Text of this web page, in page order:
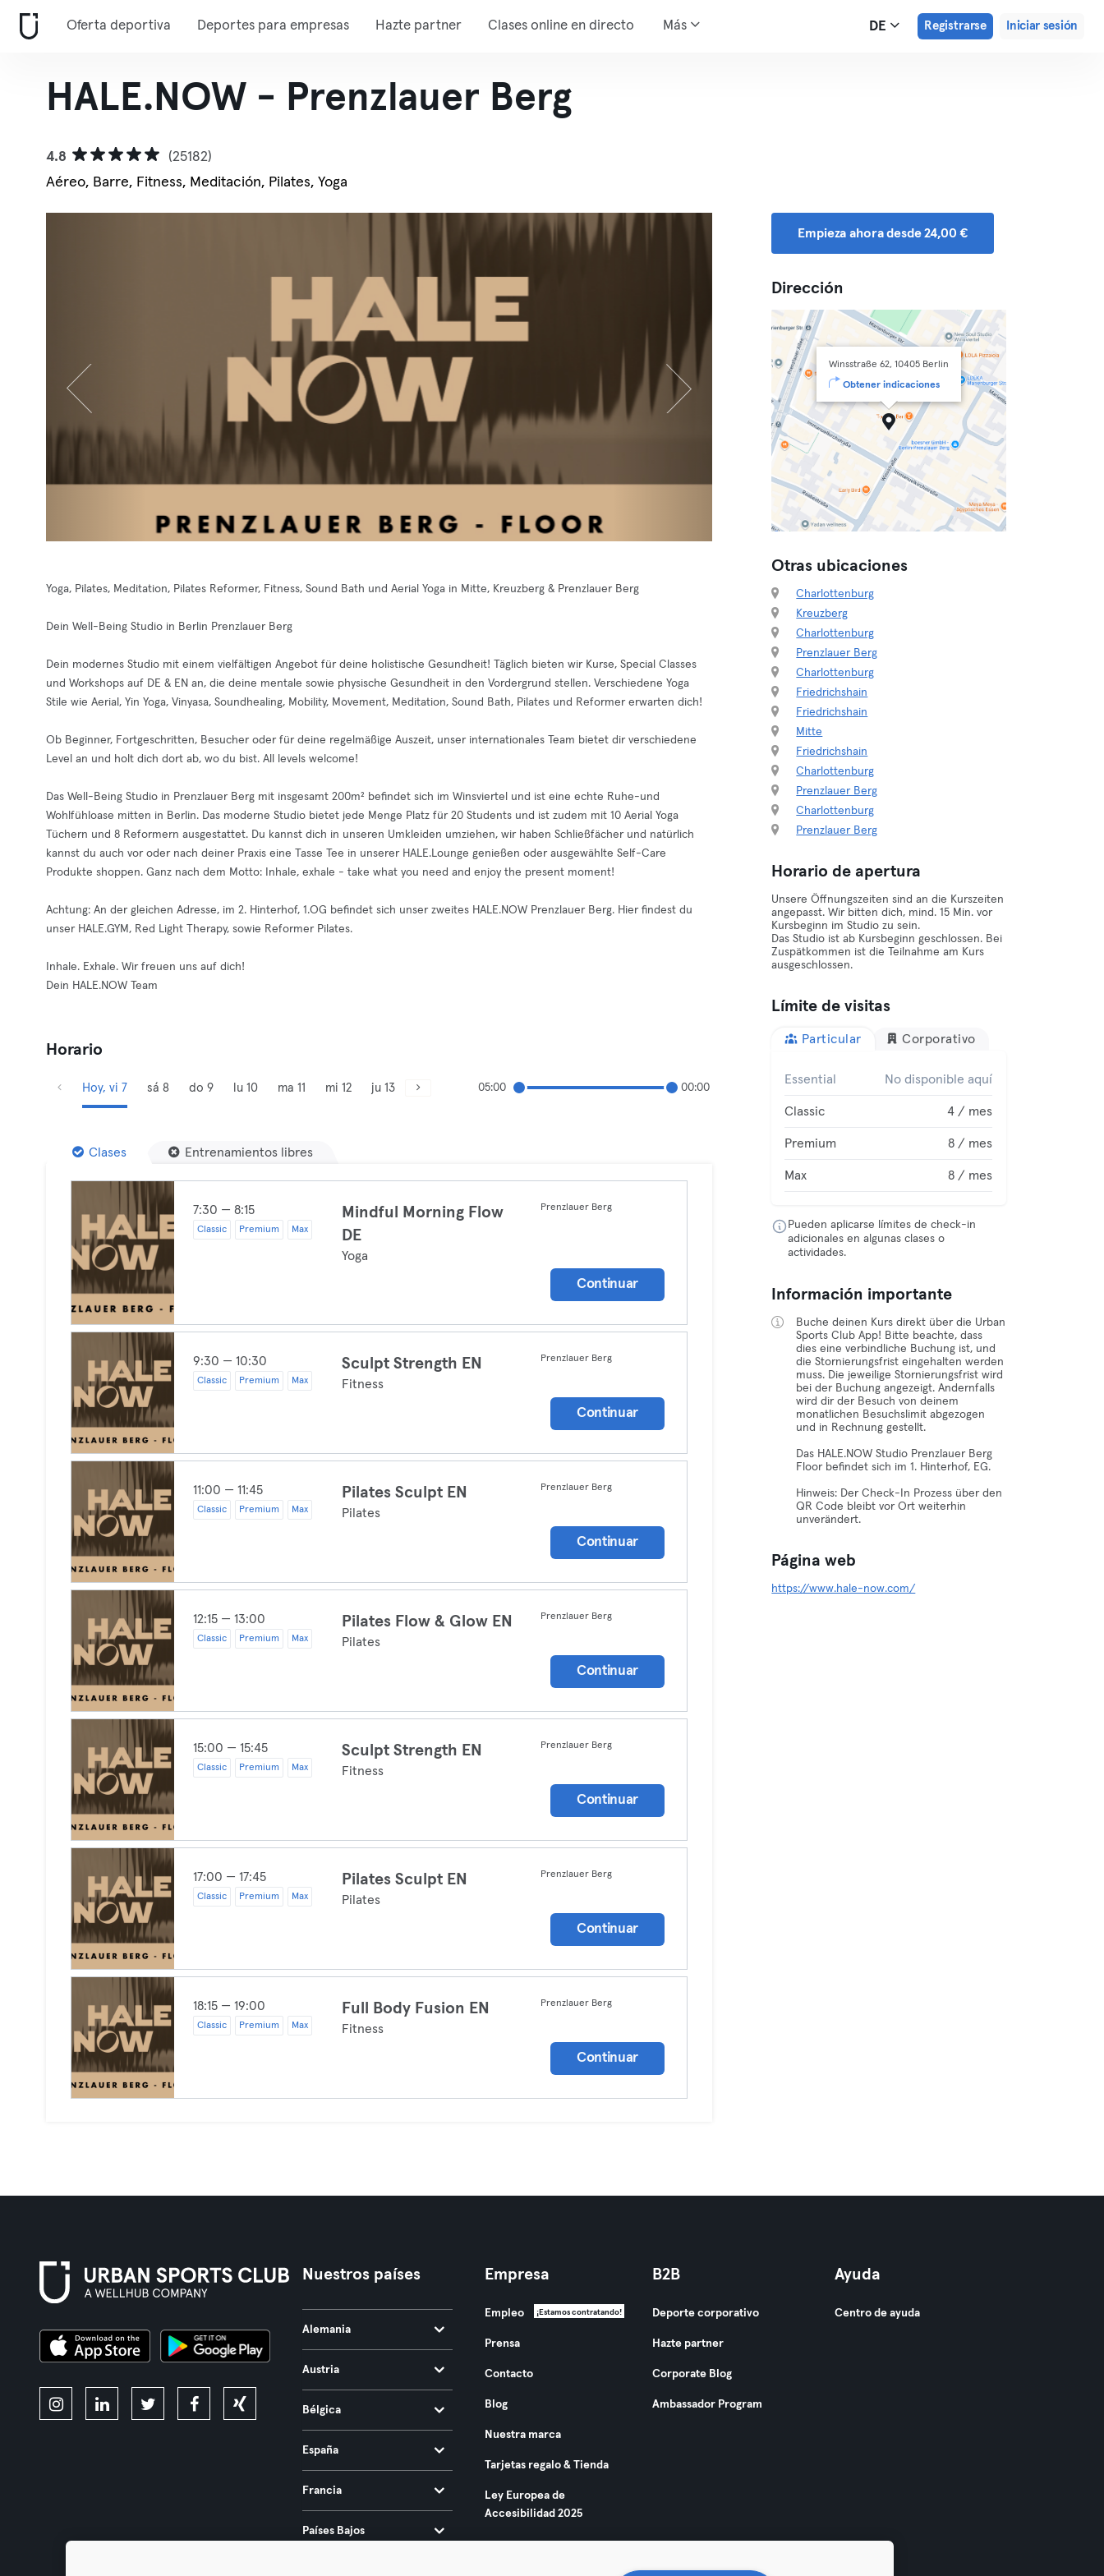
Oferta deportiva Deportes para empresas Hazte partner Clases online en directo Más DE Registrarse Iniciar sesión
HALE.NOW - Prenzlauer Berg
4.8
(25182)
Aéreo, Barre, Fitness, Meditación, Pilates, Yoga
Yoga, Pilates, Meditation, Pilates Reformer, Fitness, Sound Bath und Aerial Yoga in Mitte, Kreuzberg & Prenzlauer Berg
Dein Well-Being Studio in Berlin Prenzlauer Berg
Dein modernes Studio mit einem vielfältigen Angebot für deine holistische Gesundheit! Täglich bieten wir Kurse, Special Classes
und Workshops auf DE & EN an, die deine mentale sowie physische Gesundheit in den Vordergrund stellen. Verschiedene Yoga
Stile wie Aerial, Yin Yoga, Vinyasa, Soundhealing, Mobility, Movement, Meditation, Sound Bath, Pilates und Reformer erwarten dich!
Ob Beginner, Fortgeschritten, Besucher oder für deine regelmäßige Auszeit, unser internationales Team bietet dir verschiedene
Level an und holt dich dort ab, wo du bist. All levels welcome!
Das Well-Being Studio in Prenzlauer Berg mit insgesamt 200m² befindet sich im Winsviertel und ist eine echte Ruhe-und
Wohlfühloase mitten in Berlin. Das moderne Studio bietet jede Menge Platz für 20 Students und ist zudem mit 10 Aerial Yoga
Tüchern und 8 Reformern ausgestattet. Du kannst dich in unseren Umkleiden umziehen, wir haben Schließfächer und natürlich
kannst du auch vor oder nach deiner Praxis eine Tasse Tee in unserer HALE.Lounge genießen oder ausgewählte Self-Care
Produkte shoppen. Ganz nach dem Motto: Inhale, exhale - take what you need and enjoy the present moment!
Achtung: An der gleichen Adresse, im 2. Hinterhof, 1.OG befindet sich unser zweites HALE.NOW Prenzlauer Berg. Hier findest du
unser HALE.GYM, Red Light Therapy, sowie Reformer Pilates.
Inhale. Exhale. Wir freuen uns auf dich!
Dein HALE.NOW Team
Horario
Hoy, vi 7 sá 8 do 9 lu 10 ma 11 mi 12 ju 13 05:00 00:00
Clases Entrenamientos libres
7:30 — 8:15
Classic Premium Max
Mindful Morning Flow
DE
Yoga
Prenzlauer Berg
Continuar
9:30 — 10:30
Classic Premium Max
Sculpt Strength EN
Fitness
Prenzlauer Berg
Continuar
11:00 — 11:45
Classic Premium Max
Pilates Sculpt EN
Pilates
Prenzlauer Berg
Continuar
12:15 — 13:00
Classic Premium Max
Pilates Flow & Glow EN
Pilates
Prenzlauer Berg
Continuar
15:00 — 15:45
Classic Premium Max
Sculpt Strength EN
Fitness
Prenzlauer Berg
Continuar
17:00 — 17:45
Classic Premium Max
Pilates Sculpt EN
Pilates
Prenzlauer Berg
Continuar
18:15 — 19:00
Classic Premium Max
Full Body Fusion EN
Fitness
Prenzlauer Berg
Continuar
Empieza ahora desde 24,00 €
Dirección
Winsstraße 62, 10405 Berlin
Obtener indicaciones
Otras ubicaciones
Charlottenburg
Kreuzberg
Charlottenburg
Prenzlauer Berg
Charlottenburg
Friedrichshain
Friedrichshain
Mitte
Friedrichshain
Charlottenburg
Prenzlauer Berg
Charlottenburg
Prenzlauer Berg
Horario de apertura
Unsere Öffnungszeiten sind an die Kurszeiten
angepasst. Wir bitten dich, mind. 15 Min. vor
Kursbeginn im Studio zu sein.
Das Studio ist ab Kursbeginn geschlossen. Bei
Zuspätkommen ist die Teilnahme am Kurs
ausgeschlossen.
Límite de visitas
Particular Corporativo
Essential No disponible aquí
Classic 4 / mes
Premium 8 / mes
Max 8 / mes
Pueden aplicarse límites de check-in
adicionales en algunas clases o
actividades.
Información importante
Buche deinen Kurs direkt über die Urban
Sports Club App! Bitte beachte, dass
dies eine verbindliche Buchung ist, und
die Stornierungsfrist eingehalten werden
muss. Die jeweilige Stornierungsfrist wird
bei der Buchung angezeigt. Andernfalls
wird dir der Besuch von deinem
monatlichen Besuchslimit abgezogen
und in Rechnung gestellt.
Das HALE.NOW Studio Prenzlauer Berg
Floor befindet sich im 1. Hinterhof, EG.
Hinweis: Der Check-In Prozess über den
QR Code bleibt vor Ort weiterhin
unverändert.
Página web
https://www.hale-now.com/
Nuestros países
Alemania
Austria
Bélgica
España
Francia
Países Bajos
Empresa
Empleo ¡Estamos contratando!
Prensa
Contacto
Blog
Nuestra marca
Tarjetas regalo & Tienda
Ley Europea de
Accesibilidad 2025
B2B
Deporte corporativo
Hazte partner
Corporate Blog
Ambassador Program
Ayuda
Centro de ayuda